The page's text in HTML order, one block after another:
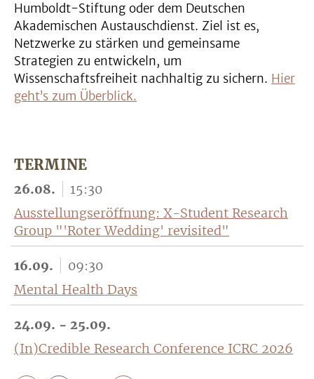
Humboldt-Stiftung oder dem Deutschen
Akademischen Austauschdienst. Ziel ist es,
Netzwerke zu stärken und gemeinsame
Strategien zu entwickeln, um
Wissenschaftsfreiheit nachhaltig zu sichern. Hier
geht’s zum Überblick.
TERMINE
26.08.
15:30
Ausstellungseröffnung: X-Student Research
Group "'Roter Wedding' revisited"
16.09.
09:30
Mental Health Days
24.09. - 25.09.
(In)Credible Research Conference ICRC 2026